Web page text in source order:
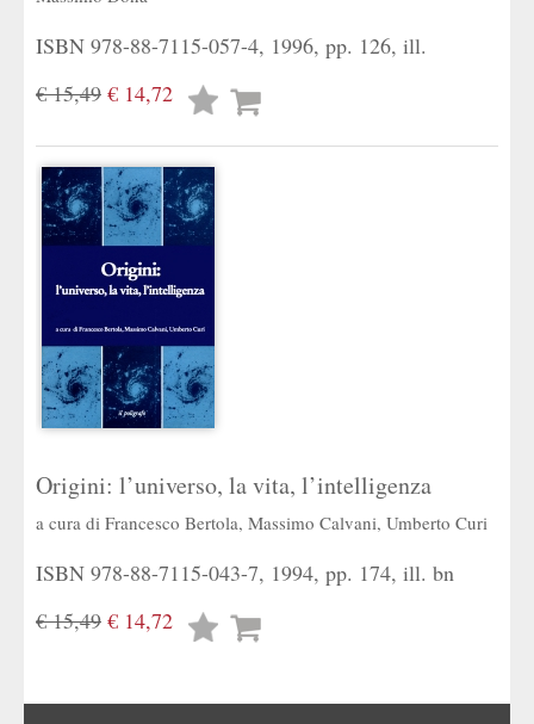
ISBN 978-88-7115-057-4, 1996, pp. 126, ill.
€ 15,49 € 14,72
Lista
Origini: l’universo, la vita, l’intelligenza
a cura di Francesco Bertola, Massimo Calvani, Umberto Curi
ISBN 978-88-7115-043-7, 1994, pp. 174, ill. bn
€ 15,49 € 14,72
Lista